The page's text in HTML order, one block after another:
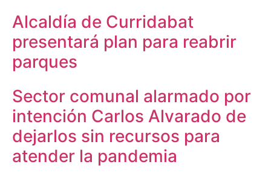
Alcaldía de Curridabat
presentará plan para reabrir
parques
Sector comunal alarmado por
intención Carlos Alvarado de
dejarlos sin recursos para
atender la pandemia